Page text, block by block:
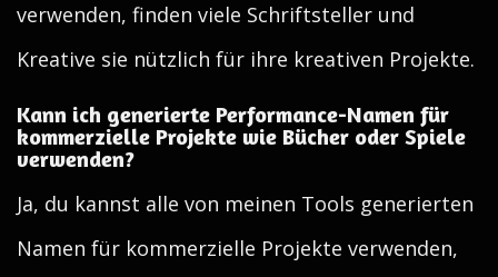
verwenden, finden viele Schriftsteller und
Kreative sie nützlich für ihre kreativen Projekte.
Kann ich generierte Performance-Namen für
kommerzielle Projekte wie Bücher oder Spiele
verwenden?
Ja, du kannst alle von meinen Tools generierten
Namen für kommerzielle Projekte verwenden,